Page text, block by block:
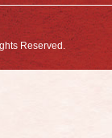
Reserved.